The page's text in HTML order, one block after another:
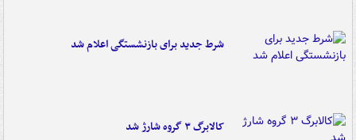
شرط جدید برای بازنشستگی اعلام شد
کالابرگ ۳ گروه شارژ شد